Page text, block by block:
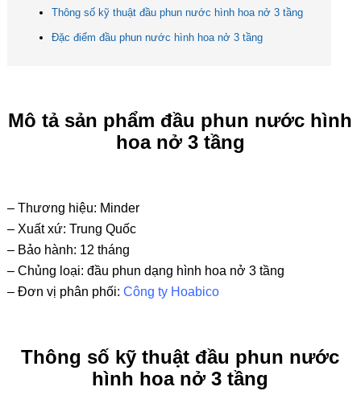
Thông số kỹ thuật đầu phun nước hình hoa nở 3 tầng
Đặc điểm đầu phun nước hình hoa nở 3 tầng
Mô tả sản phẩm đầu phun nước hình
hoa nở 3 tầng
– Thương hiệu: Minder
– Xuất xứ: Trung Quốc
– Bảo hành: 12 tháng
– Chủng loại: đầu phun dạng hình hoa nở 3 tầng
– Đơn vị phân phối: Công ty Hoabico
Thông số kỹ thuật đầu phun nước
hình hoa nở 3 tầng